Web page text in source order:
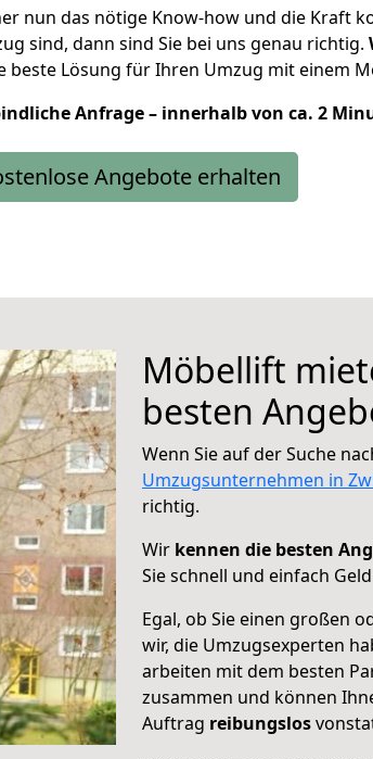
nun das nötige Know-how und die Kraft
sind, dann sind Sie bei uns genau richtig.
beste Lösung für Ihren Umzug mit einem
Anfrage – innerhalb von ca. 2
Angebote erhalten
Möbellift
besten
Wenn Sie auf der Suche
Umzugsunternehmen in
richtig.
Wir kennen die besten
Sie schnell und einfach
Egal, ob Sie einen großen
wir, die Umzugsexperten
arbeiten mit dem besten
zusammen und können
Auftrag reibungslos